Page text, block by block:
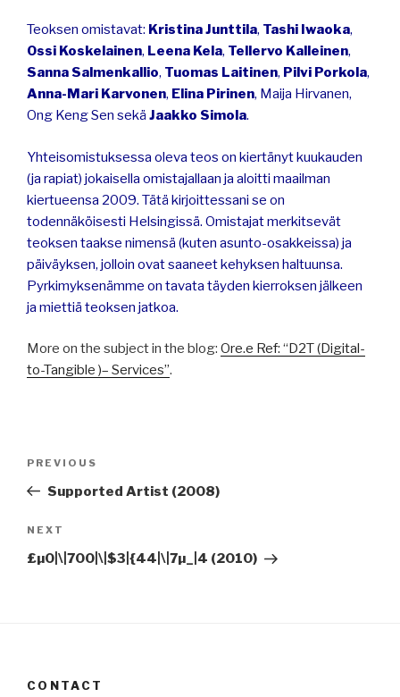
Teoksen omistavat: Kristina Junttila, Tashi Iwaoka,
Ossi Koskelainen, Leena Kela, Tellervo Kalleinen,
Sanna Salmenkallio, Tuomas Laitinen, Pilvi Porkola,
Anna-Mari Karvonen, Elina Pirinen, Maija Hirvanen,
Ong Keng Sen sekä Jaakko Simola.
Yhteisomistuksessa oleva teos on kiertänyt kuukauden
(ja rapiat) jokaisella omistajallaan ja aloitti maailman
kiertueensa 2009. Tätä kirjoittessani se on
todennäköisesti Helsingissä. Omistajat merkitsevät
teoksen taakse nimensä (kuten asunto-osakkeissa) ja
päiväyksen, jolloin ovat saaneet kehyksen haltuunsa.
Pyrkimyksenämme on tavata täyden kierroksen jälkeen
ja miettiä teoksen jatkoa.
More on the subject in the blog: Ore.e Ref: “D2T (Digital-
to-Tangible )– Services”.
Previous
Post
PREVIOUS
Supported Artist (2008)
Next
Post
NEXT
£µ0|\|700|\|$3|{44|\|7µ_|4 (2010)
CONTACT